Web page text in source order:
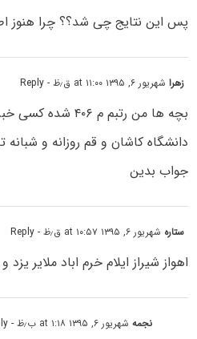
پس این نتایج چی شد؟؟ چرا هنوز
زهراشهریور ۶, ۱۳۹۵ at ۱۱:۰۰ ق٫ظ - Reply
بچه ها من رتبم م
دانشگاه کاشان و قم روزانه و
جواب بدین
ستاره شهریور ۶, ۱۳۹۵ at ۱۰:۵۷ ق٫ظ - Reply
اهواز شیراز ایلام خرم اباد ملایر
نجمهشهریور ۶, ۱۳۹۵ at ۱:۱۸ ب٫ظ - Reply